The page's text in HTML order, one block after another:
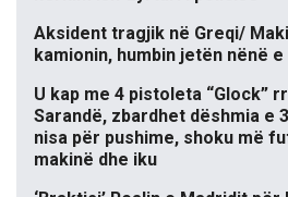
Aksident tragjik në Greqi/
kamionin, humbin jetën nënë
U kap me 4 pistoleta “Glock”
Sarandë, zbardhet dëshmia e
nisa për pushime, shoku më
makinë dhe iku